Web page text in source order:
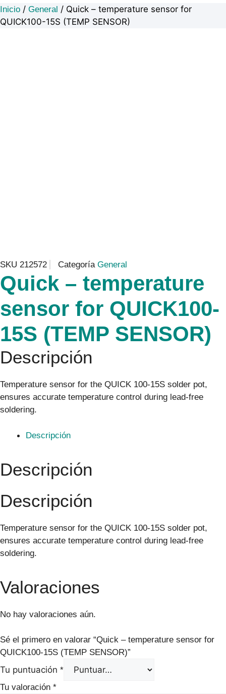
Inicio / General / Quick – temperature sensor for
QUICK100-15S (TEMP SENSOR)
SKU 212572 Categoría General
Quick – temperature
sensor for QUICK100-
15S (TEMP SENSOR)
Descripción
Temperature sensor for the QUICK 100-15S solder pot,
ensures accurate temperature control during lead-free
soldering.
Descripción
Descripción
Descripción
Temperature sensor for the QUICK 100-15S solder pot,
ensures accurate temperature control during lead-free
soldering.
Valoraciones
No hay valoraciones aún.
Sé el primero en valorar “Quick – temperature sensor for
QUICK100-15S (TEMP SENSOR)”
Tu puntuación *
Tu valoración *